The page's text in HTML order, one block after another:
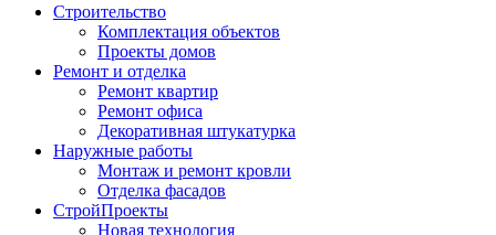
Строительство
Комплектация объектов
Проекты домов
Ремонт и отделка
Ремонт квартир
Ремонт офиса
Декоративная штукатурка
Наружные работы
Монтаж и ремонт кровли
Отделка фасадов
СтройПроекты
Новая технология